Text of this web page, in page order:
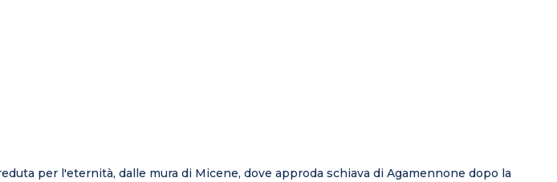
per l'eternità, dalle mura di Micene, dove approda schiava di Agamennone dopo la